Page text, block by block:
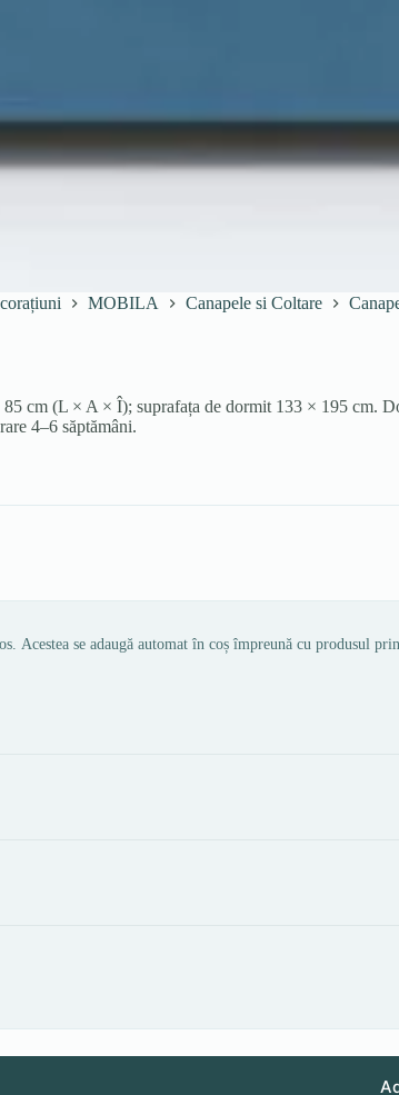
MOBILA Canapele si Coltare
cm (L × A × Î); suprafața de dormit 133 × 195 cm.
4–6 săptămâni.
Acestea se adaugă automat în coș împreună cu produsul